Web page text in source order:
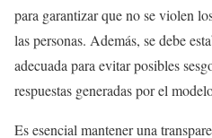
para garantizar que no se violen
las personas. Además, se debe
adecuada para evitar posibles
respuestas generadas por el
Es esencial mantener una